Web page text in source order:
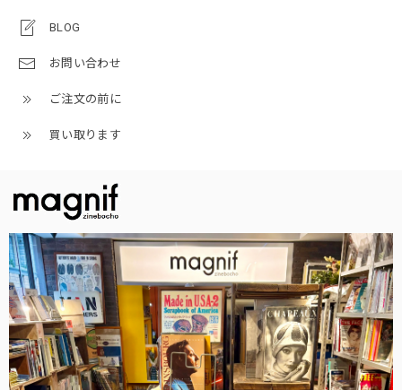
BLOG
お問い合わせ
ご注文の前に
買い取ります